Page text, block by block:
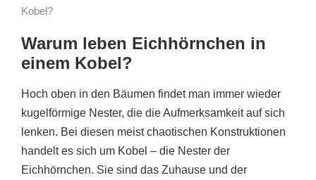
Kobel?
Warum leben Eichhörnchen in
einem Kobel?
Hoch oben in den Bäumen findet man immer wieder
kugelförmige Nester, die die Aufmerksamkeit auf sich
lenken. Bei diesen meist chaotischen Konstruktionen
handelt es sich um Kobel – die Nester der
Eichhörnchen. Sie sind das Zuhause und der